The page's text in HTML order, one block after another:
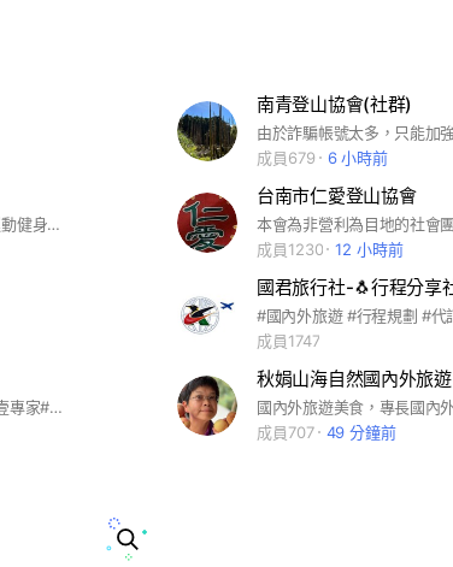
南青登山協會(社群)
成員679
6 小時前
台南市喜洋洋健行社團 提倡全民運動健身，擴展同好視野，增進朋友間交流。
台南市仁愛登山協會
成員1230
12 小時前
成員1747
#加成登山旅遊#眠月線專家#阿朗壹專家#逸加旅行社#登山旅遊#台南登山
秋娟山海自然國內外旅遊
國內外旅遊美食，專長國內
成員707
49 分鐘前